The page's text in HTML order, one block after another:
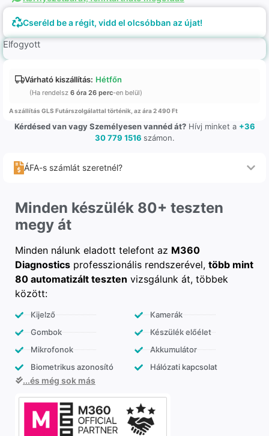
Cseréld be a régit, vidd el olcsóbban az újat!
Elfogyott
Várható kiszállítás: Hétfőn
(Ha rendelsz 6 óra 26 perc-en belül)
A szállítás GLS Futárszolgálattal történik, az ára 2 490 Ft
Kérdésed van vagy Személyesen vannéd át?Hívj minket a +36
30 779 1516 számon.
ÁFA-s számlát szeretnél?
Minden készülék 80+ teszten
megy át
Minden nálunk eladott telefont az M360
Diagnostics professzionális rendszerével, több mint
80 automatizált teszten vizsgálunk át, többek
között:
Kijelző
Gombok
Mikrofonok
Biometrikus azonosító
Kamerák
Készülék előélet
Akkumulátor
Hálózati kapcsolat
...és még sok más